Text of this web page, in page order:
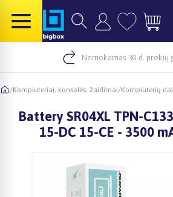
Nemokamas 30 d. prekių
/Kompiuteriai, konsolės, žaidimai/Kompiuterių
Battery SR04XL TPN-
15-DC 15-CE - 3500